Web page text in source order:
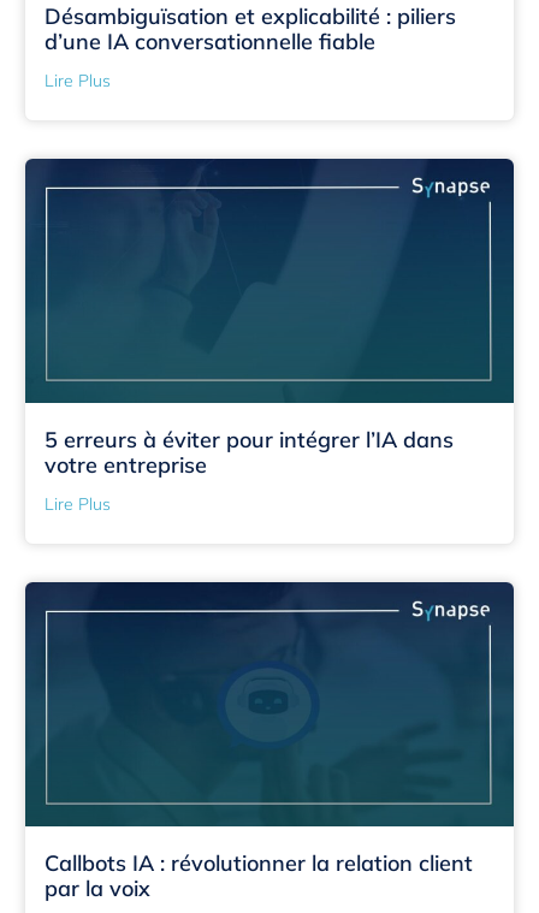
Désambiguïsation et explicabilité : piliers
d’une IA conversationnelle fiable
Lire Plus
5 erreurs à éviter pour intégrer l’IA dans
votre entreprise
Lire Plus
Callbots IA : révolutionner la relation client
par la voix